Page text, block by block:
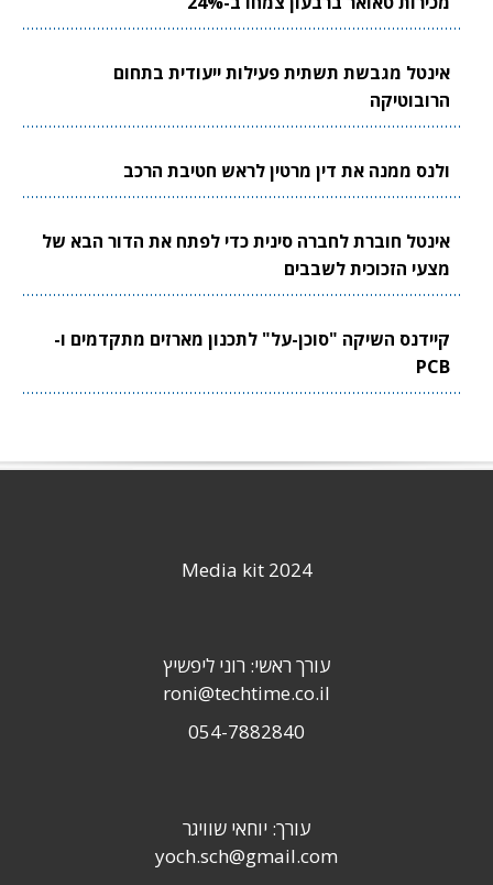
אינטל מגבשת תשתית פעילות ייעודית בתחום
הרובוטיקה
ולנס ממנה את דין מרטין לראש חטיבת הרכב
אינטל חוברת לחברה סינית כדי לפתח את הדור הבא של
מצעי הזכוכית לשבבים
קיידנס השיקה "סוכן-על" לתכנון מארזים מתקדמים ו-
PCB
Media kit 2024
עורך ראשי: רוני ליפשיץ
roni@techtime.co.il
054-7882840
עורך: יוחאי שוויגר
yoch.sch@gmail.com